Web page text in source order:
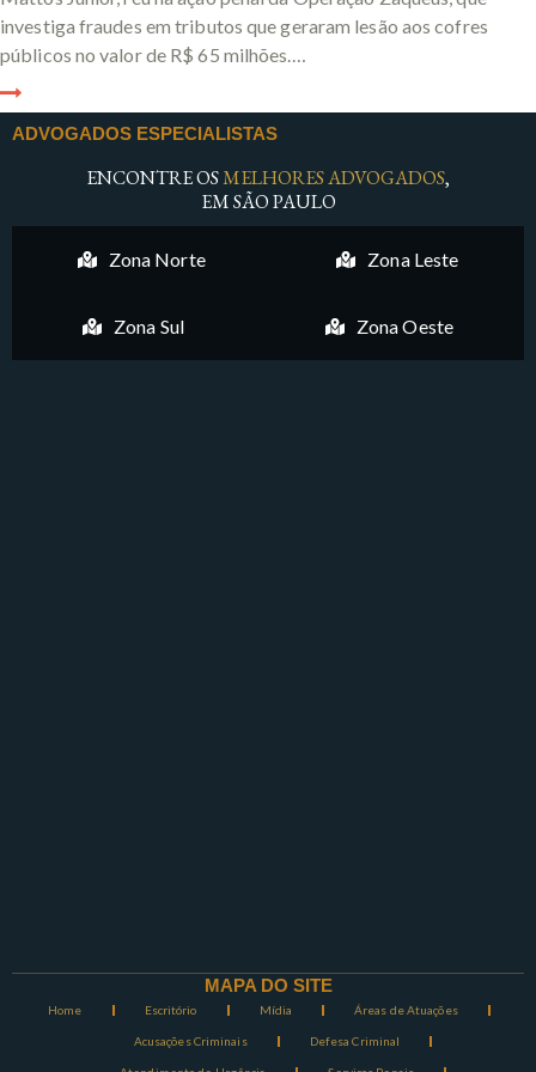
investiga fraudes em tributos que geraram lesão aos cofres
públicos no valor de R$ 65 milhões.…
ADVOGADOS ESPECIALISTAS
ENCONTRE OSMELHORES ADVOGADOS,
EM SÃO PAULO
Zona Norte Zona Leste
Zona Sul Zona Oeste
MAPA DO SITE
Home Escritório Mídia Áreas de Atuações
Acusações Criminais Defesa Criminal